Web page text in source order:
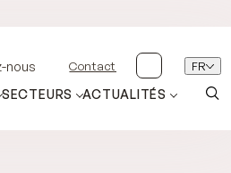
nous Contact FR
SECTEURS ACTUALITÉS